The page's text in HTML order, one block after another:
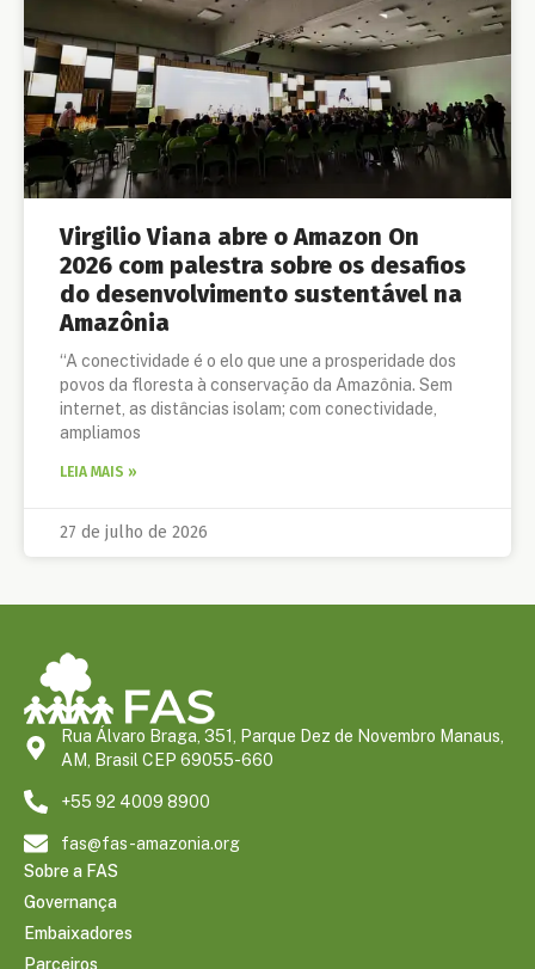
Virgilio Viana abre o Amazon On
2026 com palestra sobre os desafios
do desenvolvimento sustentável na
Amazônia
“A conectividade é o elo que une a prosperidade dos
povos da floresta à conservação da Amazônia. Sem
internet, as distâncias isolam; com conectividade,
ampliamos
LEIA MAIS »
27 de julho de 2026
Rua Álvaro Braga, 351, Parque Dez de Novembro Manaus,
AM, Brasil CEP 69055-660
+55 92 4009 8900
fas@fas-amazonia.org
Sobre a FAS
Governança
Embaixadores
Parceiros